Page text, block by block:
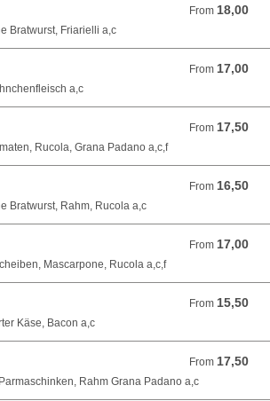
From 18,00
From 18,00 EUR
Bratwurst, Friarielli a,c
From 17,00
From 17,00 EUR
a,c
From 17,50
From 17,50 EUR
Rucola, Grana Padano a,c,f
From 16,50
From 16,50 EUR
Bratwurst, Rahm, Rucola a,c
From 17,00
From 17,00 EUR
Mascarpone, Rucola a,c,f
From 15,50
From 15,50 EUR
Käse, Bacon a,c
From 17,50
From 17,50 EUR
Rahm Grana Padano a,c